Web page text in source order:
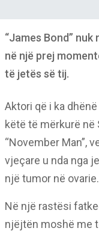
“James Bond”
në një prej
të jetës së tij.
Aktori që i ka
këtë të mërkurë në
“November Man”,
vjeçare u nda nga
një tumor në ovarie.
Në një rastësi
njëjtën moshë me